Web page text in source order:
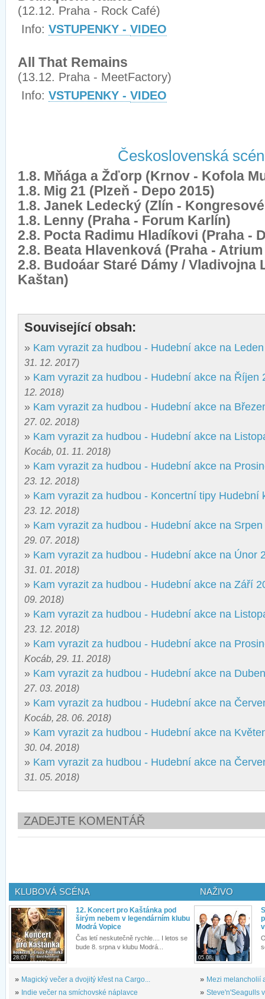
(12.12. Praha - Rock Café)
Info: VSTUPENKY - VIDEO
All That Remains
(13.12. Praha - MeetFactory)
Info: VSTUPENKY - VIDEO
Československá
1.8. Mňága a Žďorp (Krnov - Kofola
1.8. Mig 21 (Plzeň - Depo 2015)
1.8. Janek Ledecký (Zlín -
1.8. Lenny (Praha - Forum Karlín)
2.8. Pocta Radimu Hladíkovi (Praha -
2.8. Beata Hlavenková (Praha -
2.8. Budoáar Staré Dámy / Vladivojna
Kaštan)
Související obsah:
» Kam vyrazit za hudbou - Hudební akce na
31. 12. 2017)
» Kam vyrazit za hudbou - Hudební akce na Říjen
12. 2018)
» Kam vyrazit za hudbou - Hudební akce na
27. 02. 2018)
» Kam vyrazit za hudbou - Hudební akce na
Kocáb, 01. 11. 2018)
» Kam vyrazit za hudbou - Hudební akce na
23. 12. 2018)
» Kam vyrazit za hudbou - Koncertní tipy Hudební
23. 12. 2018)
» Kam vyrazit za hudbou - Hudební akce na
29. 07. 2018)
» Kam vyrazit za hudbou - Hudební akce na Únor
31. 01. 2018)
» Kam vyrazit za hudbou - Hudební akce na Září
09. 2018)
» Kam vyrazit za hudbou - Hudební akce na
23. 12. 2018)
» Kam vyrazit za hudbou - Hudební akce na
Kocáb, 29. 11. 2018)
» Kam vyrazit za hudbou - Hudební akce na
27. 03. 2018)
» Kam vyrazit za hudbou - Hudební akce na
Kocáb, 28. 06. 2018)
» Kam vyrazit za hudbou - Hudební akce na
30. 04. 2018)
» Kam vyrazit za hudbou - Hudební akce na
31. 05. 2018)
ZADEJTE KOMENTÁŘ
KLUBOVÁ SCÉNA
28.07.
12. Koncert pro Kaštánka pod
širým nebem v legendárním klubu
Modrá Vopice
Čas letí neskutečně rychle.... I letos se
bude 8. srpna v klubu Modrá...
» Magický večer a dvojitý křest na Cargo...
» Indie večer na smíchovské náplavce
NAŽIVO
05.08.
» Mezi melancholií
» Steve'n'Seagulls